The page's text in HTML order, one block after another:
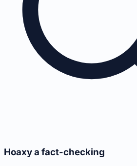
Hoaxy a fact-checking